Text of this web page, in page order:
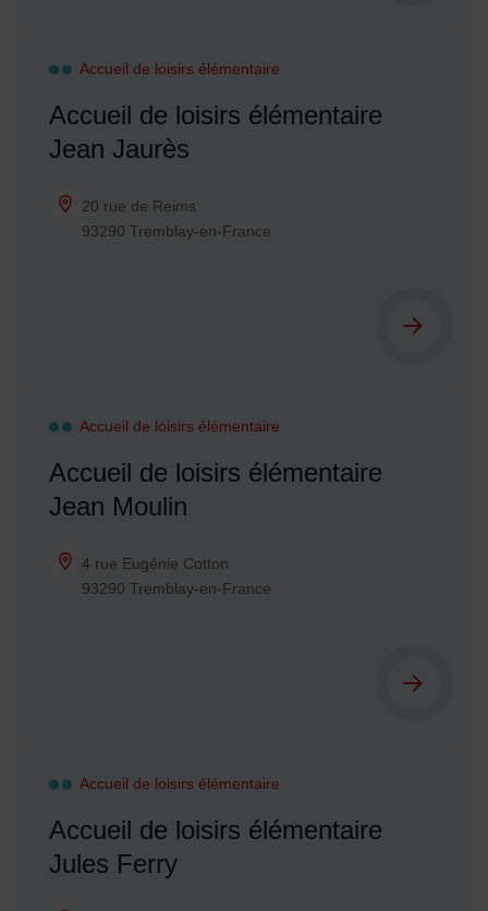
Accueil de loisirs élémentaire
Accueil de loisirs élémentaire
Jean Jaurès
20 rue de Reims
93290 Tremblay-en-France
Accueil de loisirs élémentaire
Accueil de loisirs élémentaire
Jean Moulin
4 rue Eugénie Cotton
93290 Tremblay-en-France
Accueil de loisirs élémentaire
Accueil de loisirs élémentaire
Jules Ferry